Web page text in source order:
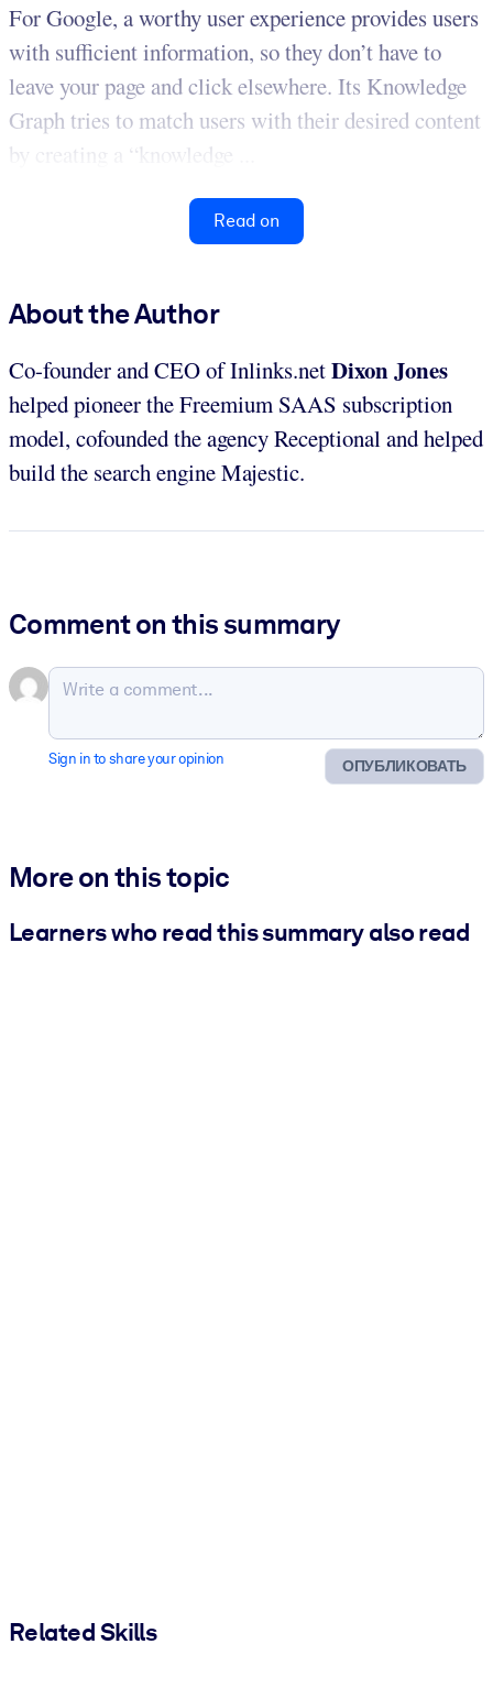
For Google, a worthy user experience provides users
with sufficient information, so they don’t have to
leave your page and click elsewhere. Its Knowledge
Graph tries to match users with their desired content
by creating a “knowledge ...
Read on
About the Author
Co-founder and CEO of Inlinks.netDixon Jones
helped pioneer the Freemium SAAS subscription
model, cofounded the agency Receptional and helped
build the search engine Majestic.
Comment on this summary
ОПУБЛИКОВАТЬ
Sign in to share your opinion
More on this topic
Learners who read this summary also read
Related Skills